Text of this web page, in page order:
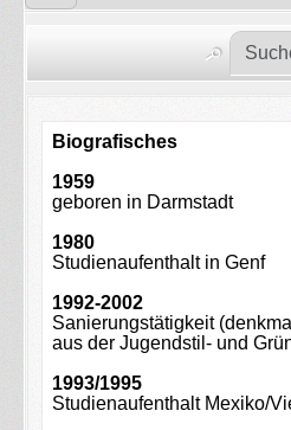
Biografisches
1959
geboren in Darmstadt
1980
Studienaufenthalt in Genf
1992-2002
Sanierungstätigkeit
aus der Jugendstil- und
1993/1995
Studienaufenthalt Mexiko/